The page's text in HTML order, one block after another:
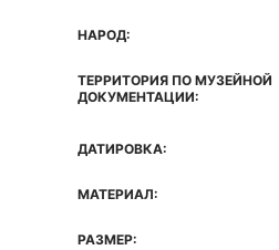
НАРОД:
ТЕРРИТОРИЯ ПО МУЗЕЙНОЙ
ДОКУМЕНТАЦИИ:
ДАТИРОВКА:
МАТЕРИАЛ:
РАЗМЕР: